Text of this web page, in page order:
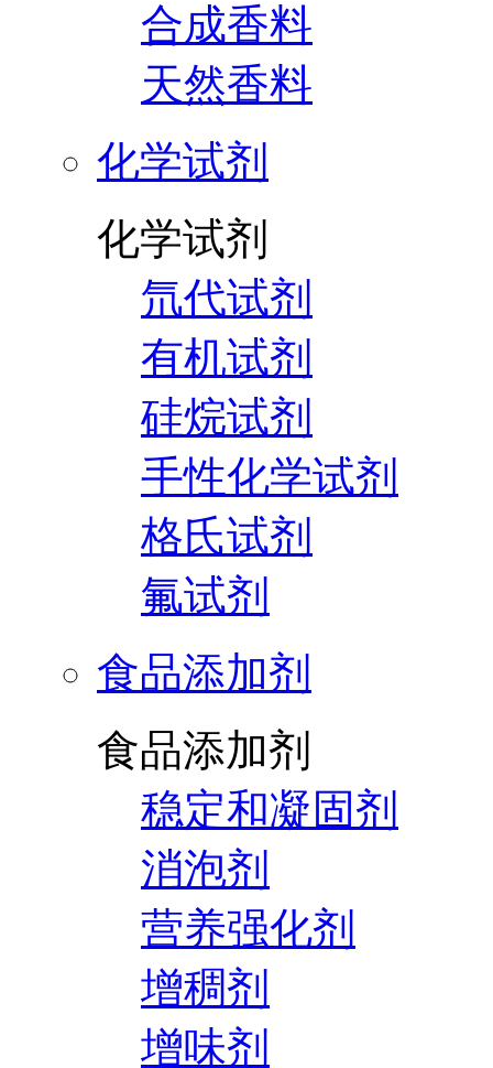
合成香料
天然香料
化学试剂
化学试剂
氘代试剂
有机试剂
硅烷试剂
手性化学试剂
格氏试剂
氟试剂
食品添加剂
食品添加剂
稳定和凝固剂
消泡剂
营养强化剂
增稠剂
增味剂